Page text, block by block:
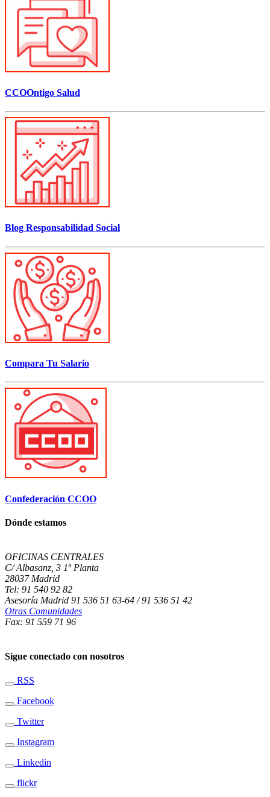
CCOOntigo Salud
Blog Responsabilidad Social
Compara Tu Salario
Confederación CCOO
Dónde estamos
OFICINAS CENTRALES
C/ Albasanz, 3 1º Planta
28037 Madrid
Tel: 91 540 92 82
Asesoría Madrid 91 536 51 63-64 / 91 536 51 42
Otras Comunidades
Fax: 91 559 71 96
Sigue conectado con nosotros
RSS
Facebook
Twitter
Instagram
Linkedin
flickr